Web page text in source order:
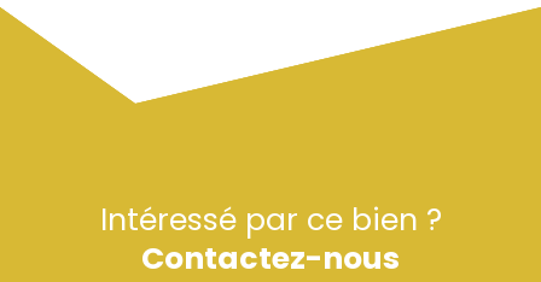
Intéressé par ce bien ?
Contactez-nous